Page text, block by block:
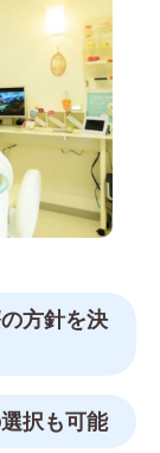
方針を決
択も可能